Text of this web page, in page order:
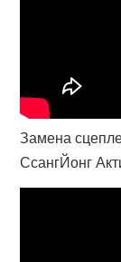
Замена
СсангЙонг